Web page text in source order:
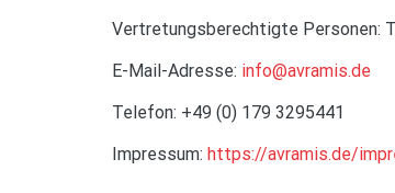
Vertretungsberechtigte Personen:
E-Mail-Adresse: info@avramis.de
Telefon: +49 (0) 179 3295441
Impressum: https://avramis.de/